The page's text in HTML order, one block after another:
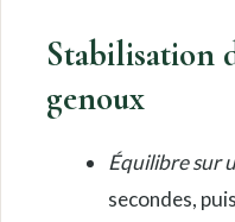
Stabilisation
genoux
Équilibre sur
secondes,